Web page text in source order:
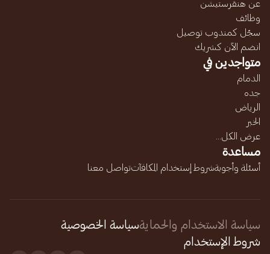
عن هنقرستيشن
وظائف
سجّل كمندوب توصيل
انضم الآن كشريك
متواجدين في
الدمام
جده
الرياض
الخبر
عرض الكل...
مساعدة
أسئلة وأجوبةشروط إستخدام المكافآتتواصل معنا
سياسة الاستخدام والحمايةسياسة الخصوصية
شروط الإستخدام